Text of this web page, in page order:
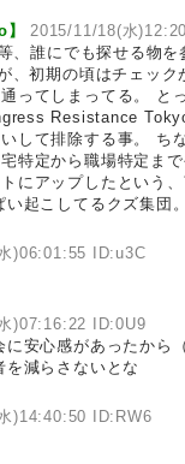
2015/11/18(水
、誰にでも探せる物
、初期の頃はチェッ
ってしまってる。 と
Resistance
して排除する事。 ち
特定から職場特定ま
にアップしたという
起こしてるクズ集団。
)06:01:55 ID:u3C
)07:16:22 ID:0U9
安心感があったから
減らさないとな
)14:40:50 ID:RW6